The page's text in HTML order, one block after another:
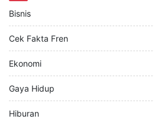
Bisnis
Cek Fakta Fren
Ekonomi
Gaya Hidup
Hiburan